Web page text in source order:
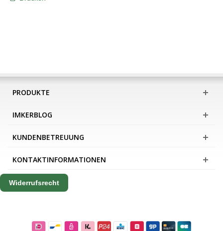
PRODUKTE
IMKERBLOG
KUNDENBETREUUNG
KONTAKTINFORMATIONEN
Widerrufsrecht